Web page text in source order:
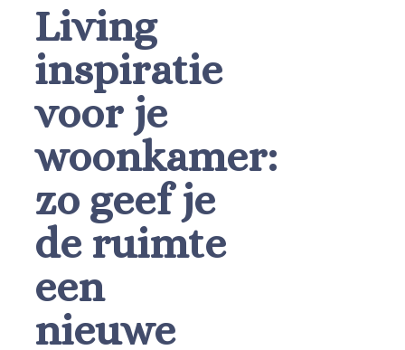
Living
inspiratie
voor je
woonkamer:
zo geef je
de ruimte
een
nieuwe